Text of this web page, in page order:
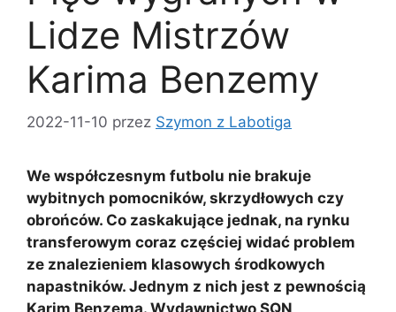
Lidze Mistrzów
Karima Benzemy
2022-11-10 przez Szymon z Labotiga
We współczesnym futbolu nie brakuje
wybitnych pomocników, skrzydłowych czy
obrońców. Co zaskakujące jednak, na rynku
transferowym coraz częściej widać problem
ze znalezieniem klasowych środkowych
napastników. Jednym z nich jest z pewnością